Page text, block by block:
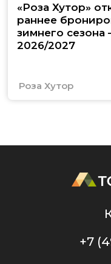
«Роза Хутор»
раннее
зимнего сезона
2026/2027
Роза Хутор
+7